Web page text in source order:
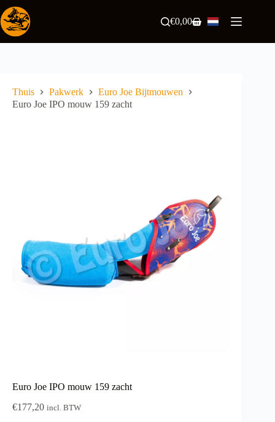
naar
de
inhoud
Winkelwagen
€0,00
Thuis Pakwerk
Euro Joe Bijtmouwen
Euro Joe IPO mouw 159 zacht
Euro Joe IPO mouw 159 zacht
€177,20 incl. BTW